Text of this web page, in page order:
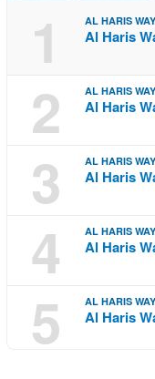
1 AL HARIS
Al Haris
2 AL HARIS
Al Haris
3 AL HARIS
Al Haris
4 AL HARIS
Al Haris
5 AL HARIS
Al Haris